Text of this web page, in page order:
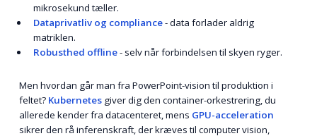
mikrosekund tæller.
Dataprivatliv og compliance- data forlader aldrig
matriklen.
Robusthed offline- selv når forbindelsen til skyen ryger.
Men hvordan går man fra PowerPoint-vision til produktion i
feltet? Kubernetesgiver dig den container-orkestrering, du
allerede kender fra datacenteret, mens GPU-acceleration
sikrer den rå inferenskraft, der kræves til computer vision,